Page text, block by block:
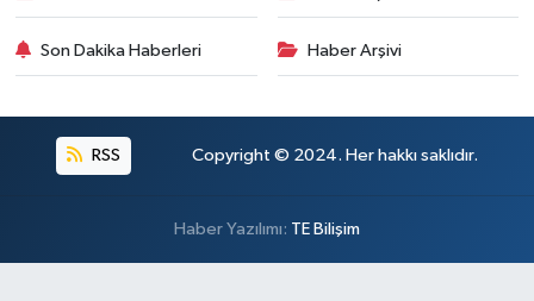
Son Dakika Haberleri Haber Arşivi
RSS Copyright © 2024. Her hakkı saklıdır.
Haber Yazılımı: TE Bilişim